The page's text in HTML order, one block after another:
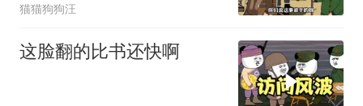
猫猫狗狗汪
这脸翻的比书还快啊